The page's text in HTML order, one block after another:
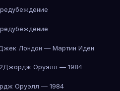
Лондон — Мартин Иден
Джордж Оруэлл — 1984
Оруэлл — 1984